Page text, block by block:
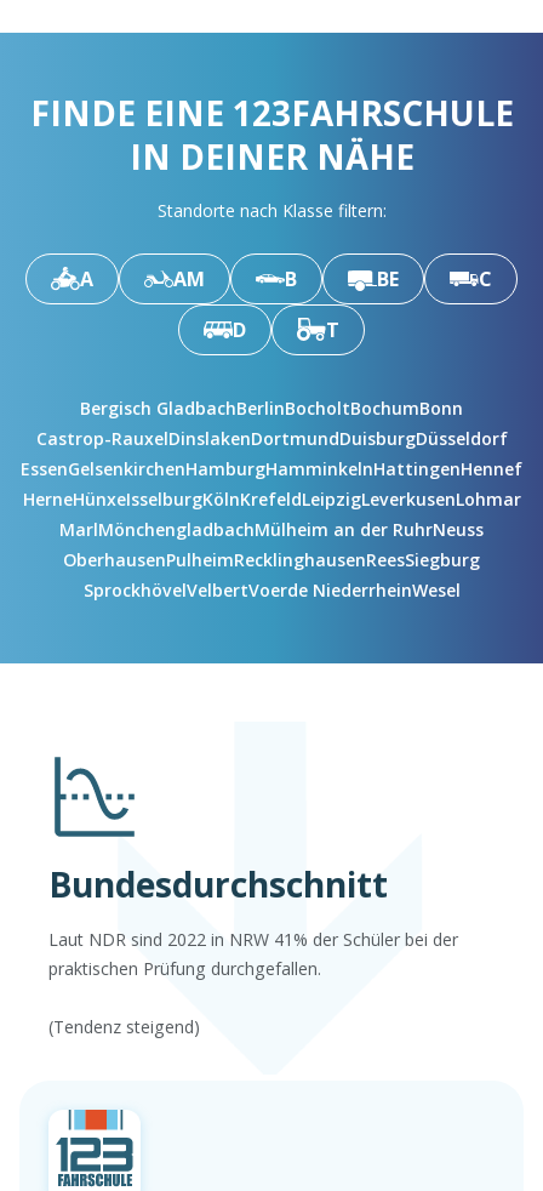
FINDE EINE 123FAHRSCHULE
IN DEINER NÄHE
Standorte nach Klasse filtern:
A AM B BE
C
D
T
Bergisch GladbachBerlinBocholtBochumBonn
Castrop-RauxelDinslakenDortmundDuisburgDüsseldorf
EssenGelsenkirchenHamburgHamminkelnHattingenHennef
HerneHünxeIsselburgKölnKrefeldLeipzigLeverkusenLohmar
MarlMönchengladbachMülheim an der RuhrNeuss
OberhausenPulheimRecklinghausenReesSiegburg
SprockhövelVelbertVoerde NiederrheinWesel
Bundesdurchschnitt
Laut NDR sind 2022 in NRW 41% der Schüler bei der
praktischen Prüfung durchgefallen.
(Tendenz steigend)